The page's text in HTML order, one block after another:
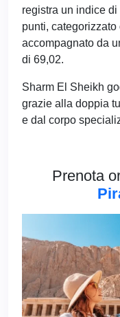
registra un indice
punti,
accompagnato da
di 69,02.
Sharm El Sheikh
grazie alla doppia
e dal corpo
Prenota